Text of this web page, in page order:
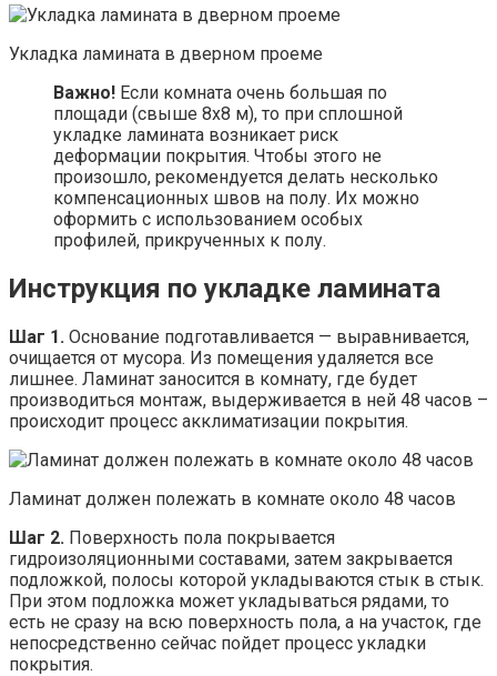
Укладка ламината в дверном проеме
Важно! Если комната очень большая по
площади (свыше 8х8 м), то при сплошной
укладке ламината возникает риск
деформации покрытия. Чтобы этого не
произошло, рекомендуется делать несколько
компенсационных швов на полу. Их можно
оформить с использованием особых
профилей, прикрученных к полу.
Инструкция по укладке ламината
Шаг 1. Основание подготавливается — выравнивается,
очищается от мусора. Из помещения удаляется все
лишнее. Ламинат заносится в комнату, где будет
производиться монтаж, выдерживается в ней 48 часов –
происходит процесс акклиматизации покрытия.
Ламинат должен полежать в комнате около 48 часов
Шаг 2. Поверхность пола покрывается
гидроизоляционными составами, затем закрывается
подложкой, полосы которой укладываются стык в стык.
При этом подложка может укладываться рядами, то
есть не сразу на всю поверхность пола, а на участок, где
непосредственно сейчас пойдет процесс укладки
покрытия.